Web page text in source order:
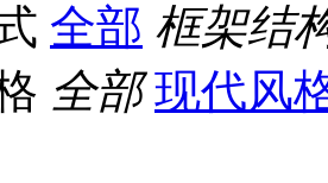
全部 框架结
全部 现代风